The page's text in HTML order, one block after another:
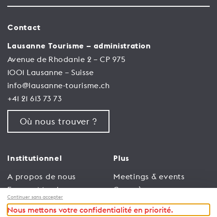
Contact
Lausanne Tourisme – administration
Avenue de Rhodanie 2 – CP 975
1001 Lausanne – Suisse
info@lausanne-tourisme.ch
+41 21 613 73 73
Où nous trouver ?
Institutionnel
A propos de nous
Espace Membres
Emploi
Plus
Meetings & events
Congrès
Trade
Continuer sans accepter
Nous mettons votre confidentialité en priorité.